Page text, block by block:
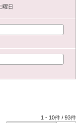
曜日
1 - 10件 /93件